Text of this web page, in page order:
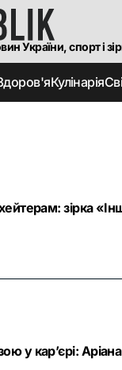
України, спорт і
Кулінарія
зірка
у кар’єрі: